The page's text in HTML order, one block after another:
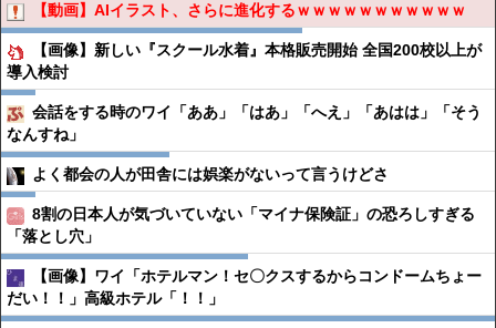
【動画】AIイラスト、さらに進化するｗｗｗｗｗｗｗｗｗｗｗ
【画像】新しい『スクール水着』本格販売開始 全国200校以上が
導入検討
会話をする時のワイ「ああ」「はあ」「へえ」「あはは」「そう
なんすね」
よく都会の人が田舎には娯楽がないって言うけどさ
8割の日本人が気づいていない「マイナ保険証」の恐ろしすぎる
「落とし穴」
【画像】ワイ「ホテルマン！セ〇クスするからコンドームちょー
だい！！」高級ホテル「！！」